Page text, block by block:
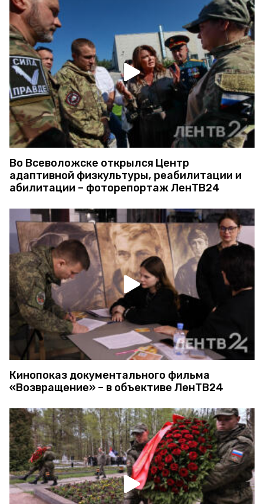
Во Всеволожске открылся Центр
адаптивной физкультуры, реабилитации и
абилитации – фоторепортаж ЛенТВ24
Кинопоказ документального фильма
«Возвращение» – в объективе ЛенТВ24